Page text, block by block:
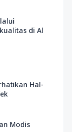
di Al
Hal-
Modis